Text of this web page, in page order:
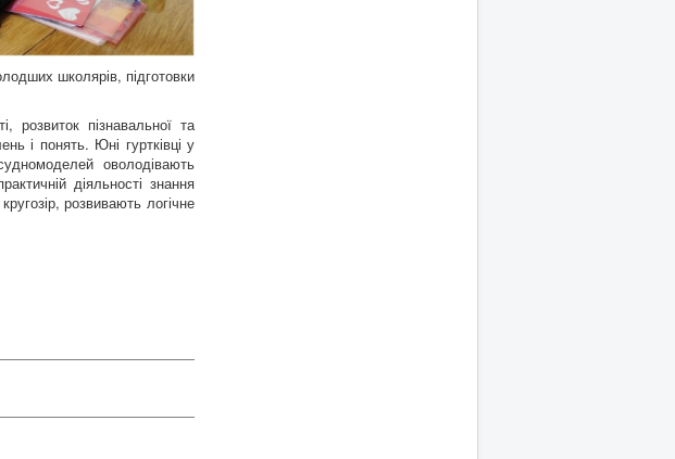
школярів, підготовки
розвиток пізнавальної та
і понять. Юні гуртківці у
оволодівають
діяльності знання
розвивають логічне